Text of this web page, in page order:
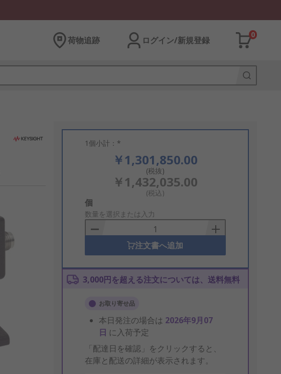
荷物追跡 ログイン/新規登録
0
1個小計：*
￥1,301,850.00
(税抜)
￥1,432,035.00
(税込)
Add
to
Basket
個
数量を選択または入力
注文書へ追加
3,000円を超える注文については、送料無料
お取り寄せ品
本日発注の場合は 2026年9月07
日 に入荷予定
「配達日を確認」をクリックすると、
在庫と配送の詳細が表示されます。